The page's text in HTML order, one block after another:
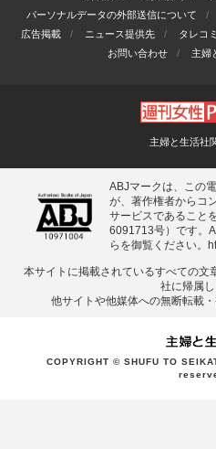
パーソナルデータの外部送信について
広告掲載
ニュース提供先 タレコミ
お問い合わせ
主婦
主婦と生活社
ABJマークは、この
が、著作権者からコ
サービスであること
6091713号）です。
らを御覧ください。
本サイトに掲載されているすべての⽂
社に帰属し
他サイトや他媒体への無断転載
COPYRIGHT © SHUFU TO